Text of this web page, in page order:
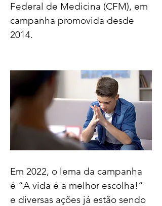
Federal de Medicina (CFM), em
campanha promovida desde
2014.
Em 2022, o lema da campanha
é “A vida é a melhor escolha!”
e diversas ações já estão sendo